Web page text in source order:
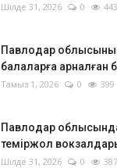
Шілде 31, 2026 0 443
Павлодар
балаларға арналған
Тамыз 1, 2026 0 399
Павлодар
теміржол
Шілде 31, 2026 0 387